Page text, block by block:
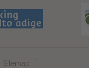
Sitemap